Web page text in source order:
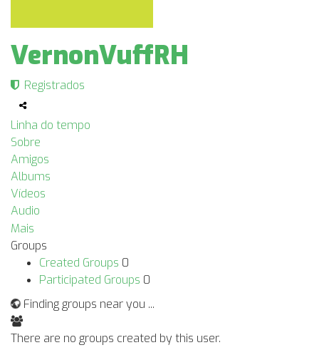
VernonVuffRH
Registrados
Linha do tempo
Sobre
Amigos
Albums
Vídeos
Audio
Mais
Groups
Created Groups 0
Participated Groups 0
Finding groups near you ...
There are no groups created by this user.